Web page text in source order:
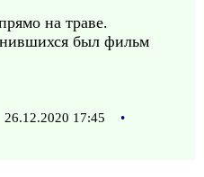
на траве.
был фильм
26.12.2020 17:45
•